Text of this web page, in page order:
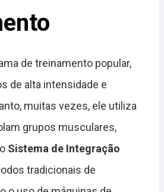
de treinamento popular,
de alta intensidade e
muitas vezes, ele utiliza
grupos musculares,
Sistema de Integração
tradicionais de